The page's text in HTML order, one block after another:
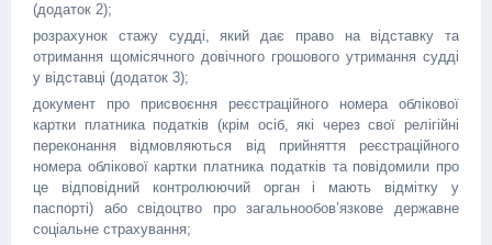
(додаток 2);
розрахунок стажу судді, який дає право на відставку та
отримання щомісячного довічного грошового утримання судді
у відставці (додаток 3);
документ про присвоєння реєстраційного номера облікової
картки платника податків (крім осіб, які через свої релігійні
переконання відмовляються від прийняття реєстраційного
номера облікової картки платника податків та повідомили про
це відповідний контролюючий орган і мають відмітку у
паспорті) або свідоцтво про загальнообов’язкове державне
соціальне страхування;